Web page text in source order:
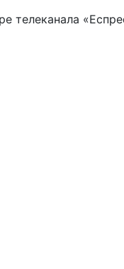
телеканала